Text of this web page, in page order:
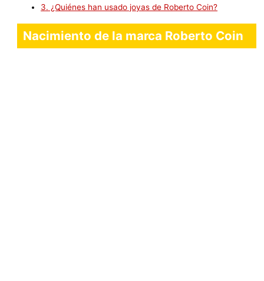
3. ¿Quiénes han usado joyas de Roberto Coin?
Nacimiento de la marca Roberto Coin